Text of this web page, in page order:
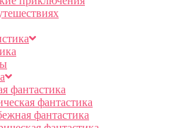
фантастика
фантастика
фантастика